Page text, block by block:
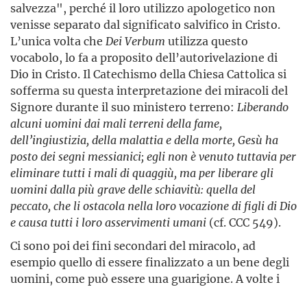
salvezza", perché il loro utilizzo apologetico non
venisse separato dal significato salvifico in Cristo.
L’unica volta che Dei Verbum utilizza questo
vocabolo, lo fa a proposito dell’autorivelazione di
Dio in Cristo. Il Catechismo della Chiesa Cattolica si
sofferma su questa interpretazione dei miracoli del
Signore durante il suo ministero terreno: Liberando
alcuni uomini dai mali terreni della fame,
dell’ingiustizia, della malattia e della morte, Gesù ha
posto dei segni messianici; egli non è venuto tuttavia per
eliminare tutti i mali di quaggiù, ma per liberare gli
uomini dalla più grave delle schiavitù: quella del
peccato, che li ostacola nella loro vocazione di figli di Dio
e causa tutti i loro asservimenti umani (cf. CCC 549).
Ci sono poi dei fini secondari del miracolo, ad
esempio quello di essere finalizzato a un bene degli
uomini, come può essere una guarigione. A volte i